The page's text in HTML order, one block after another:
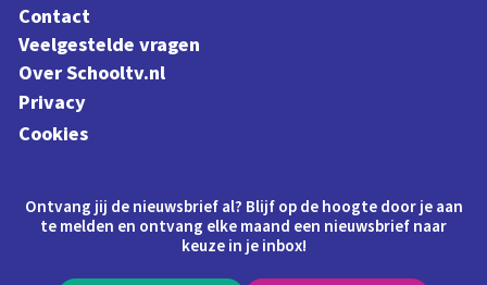
Contact
Veelgestelde vragen
Over Schooltv.nl
Privacy
Cookies
Ontvang jij de nieuwsbrief al? Blijf op de hoogte door je aan
te melden en ontvang elke maand een nieuwsbrief naar
keuze in je inbox!